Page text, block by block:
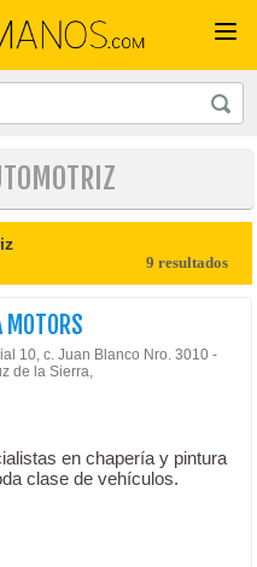
9 resultados
MOTORS
10, c. Juan Blanco Nro. 3010 -
de la Sierra,
en chapería y pintura
clase de vehículos.